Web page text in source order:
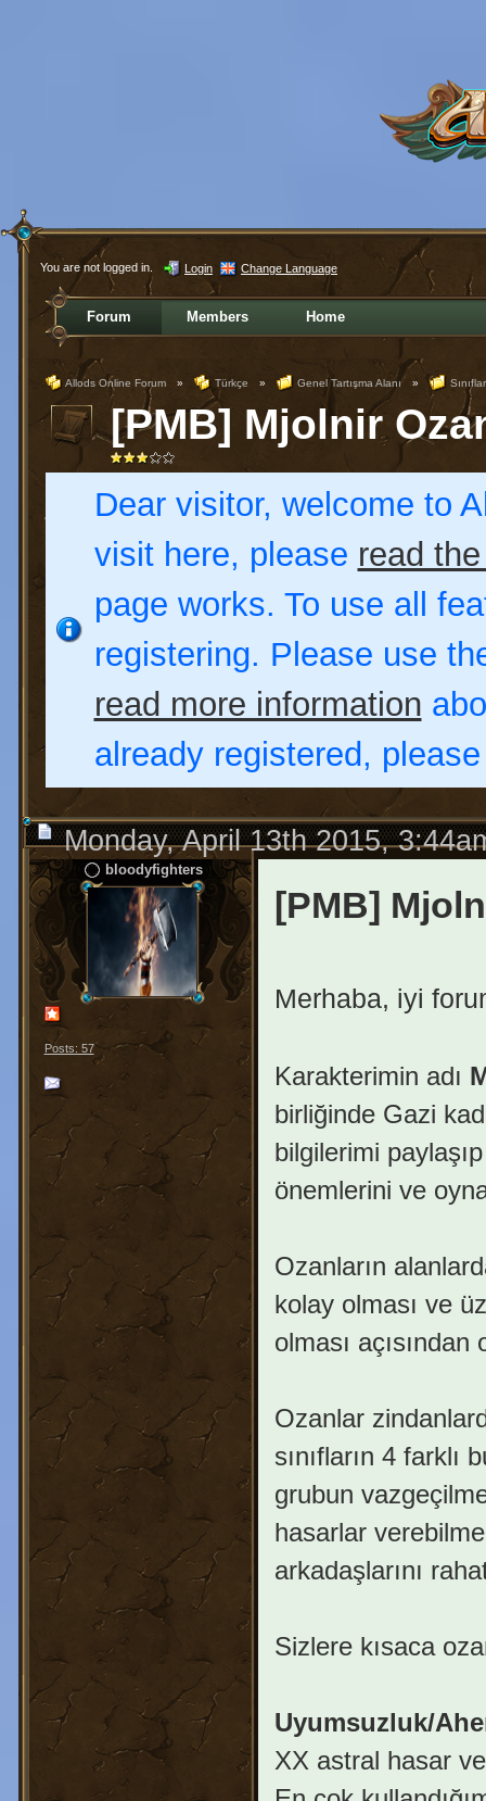
You are not logged in. Login Change Language
Forum Members Home
Allods Online Forum » Türkçe » Genel Tartışma Alanı » Sınıflar
[PMB] Mjolnir
Dear visitor, welcome to
visit here, please read
page works. To use all
registering. Please use
read more information
already registered,
Monday, April 13th 2015,
bloodyfighters
Posts: 57
[PMB]
Merhaba, iyi
Karakterimin adı
birliğinde Gazi
bilgilerimi
önemlerini ve
Ozanların
kolay olması ve
olması
Ozanlar
sınıfların 4 farklı
grubun
hasarlar
arkadaşlarını
Sizlere kısaca
Uyumsuzluk/
XX astral hasar